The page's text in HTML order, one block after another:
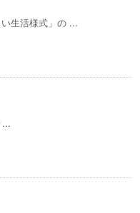
生活様式」の ...
...